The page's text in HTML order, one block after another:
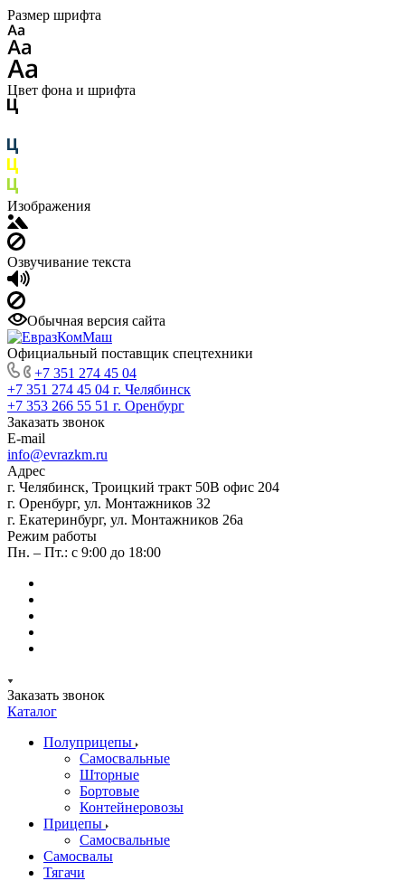
Размер шрифта
Цвет фона и шрифта
Изображения
Озвучивание текста
Обычная версия сайта
Официальный поставщик спецтехники
+7 351 274 45 04
+7 351 274 45 04 г. Челябинск
+7 353 266 55 51 г. Оренбург
Заказать звонок
E-mail
info@evrazkm.ru
Адрес
г. Челябинск, Троицкий тракт 50В офис 204
г. Оренбург, ул. Монтажников 32
г. Екатеринбург, ул. Монтажников 26а
Режим работы
Пн. – Пт.: с 9:00 до 18:00
Заказать звонок
Каталог
Полуприцепы
Самосвальные
Шторные
Бортовые
Контейнеровозы
Прицепы
Самосвальные
Самосвалы
Тягачи